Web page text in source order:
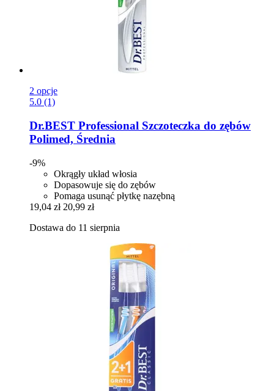
2 opcje
5.0 (1)
Dr.BEST Professional Szczoteczka do zębów
Polimed, Średnia
-9%
Okrągły układ włosia
Dopasowuje się do zębów
Pomaga usunąć płytkę nazębną
19,04 zł 20,99 zł
Dostawa do 11 sierpnia